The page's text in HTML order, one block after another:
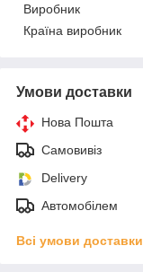
Виробник
Країна виробник
Умови доставки
Нова Пошта
Самовивіз
Delivery
Автомобілем
Всі умови доставки